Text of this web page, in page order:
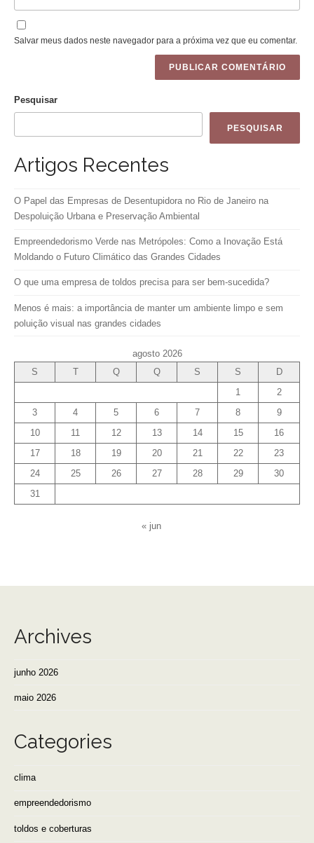
Salvar meus dados neste navegador para a próxima vez que eu comentar.
Pesquisar
PESQUISAR
Artigos Recentes
O Papel das Empresas de Desentupidora no Rio de Janeiro na
Despoluição Urbana e Preservação Ambiental
Empreendedorismo Verde nas Metrópoles: Como a Inovação Está
Moldando o Futuro Climático das Grandes Cidades
O que uma empresa de toldos precisa para ser bem-sucedida?
Menos é mais: a importância de manter um ambiente limpo e sem
poluição visual nas grandes cidades
agosto 2026
S
T Q Q S S
D
1
2
3
4 5 6 7 8
9
10
11 12 13 14 15
16
17
18 19 20 21 22
23
24
25 26 27 28 29
30
31
« jun
Archives
junho 2026
maio 2026
Categories
clima
empreendedorismo
toldos e coberturas